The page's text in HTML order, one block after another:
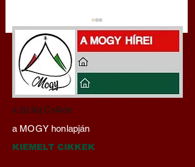
Darai Lajos:
Naplóbölcsességeim
(2023)
a Szilaj Csikón
a MOGY honlapján
KIEMELT CIKKEK